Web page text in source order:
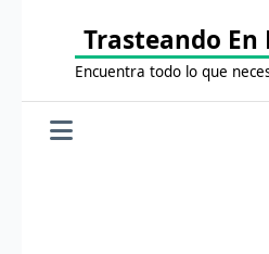
Trasteando En
Encuentra todo lo que